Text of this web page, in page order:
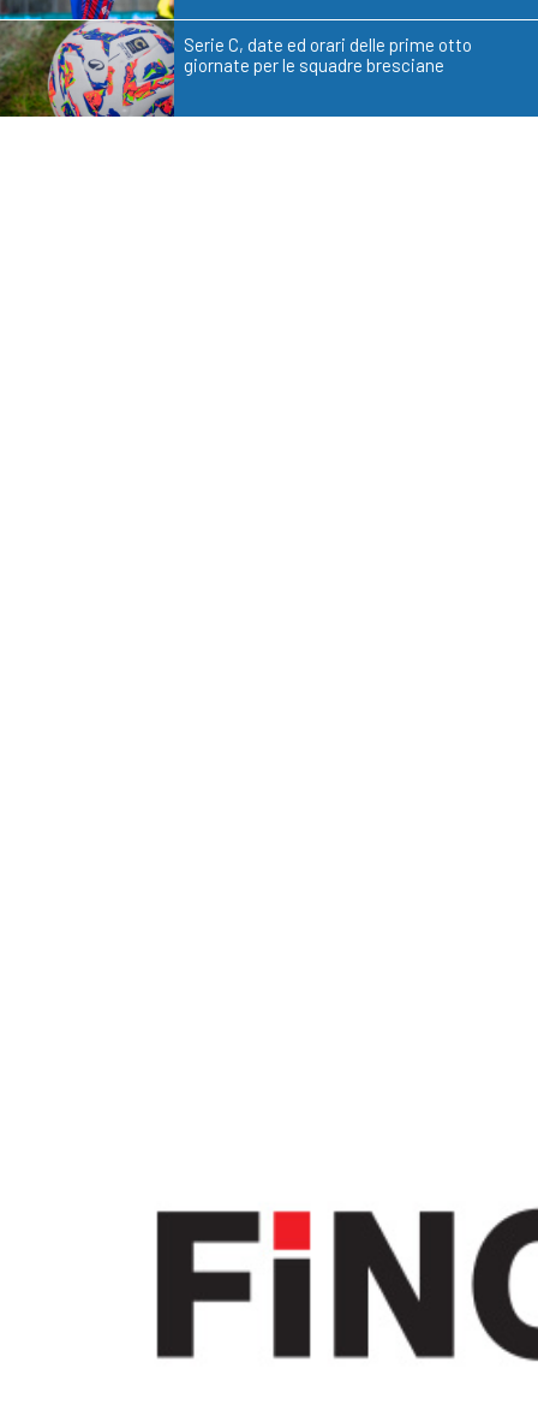
Serie C, date ed orari delle prime otto
giornate per le squadre bresciane